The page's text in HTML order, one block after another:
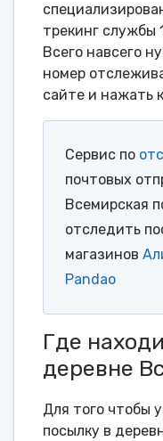
трекинг службы
Всего навсего
номер
сайте и нажать
Сервис по
почтовых
Всемирская
отследить
магазинов
Pandao
Где
деревне
Для того чтобы
посылку в